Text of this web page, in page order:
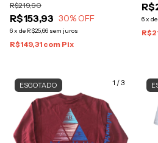
R$153,93
R$219,90
30% OFF
6x de R$25,66 sem juros
R$149,31 com Pix
6x de
1 /3
ESGOTADO